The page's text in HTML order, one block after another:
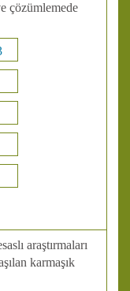
çözümlemede
araştırmaları
karmaşık